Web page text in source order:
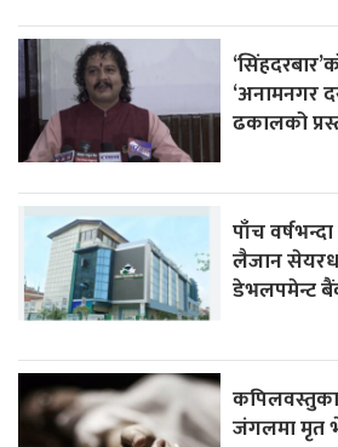
‘अनामनगर
ढकालको
पाँच
लैजान
डेभलपमेन्ट
जंगलमा मृत